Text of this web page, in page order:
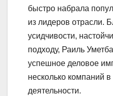
быстро набрала
из лидеров отрасли.
усидчивости,
подходу, Раиль
успешное деловое
несколько компаний
деятельности.